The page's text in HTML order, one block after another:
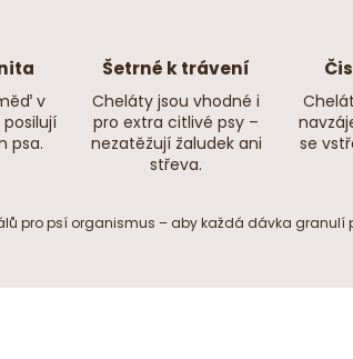
Trvanlivost krmiva
12 měsíců od data výroby
v
psa.
Šetrné k trávení
Cheláty jsou vhodné i
pro extra citlivé psy –
nezatěžují žaludek ani
střeva.
se
pro psí organismus – aby každá dávka granulí